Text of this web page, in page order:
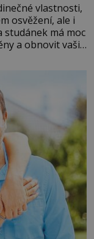
vlastnosti,
osvěžení, ale i
studánek má moc
a obnovit vaši
svého života